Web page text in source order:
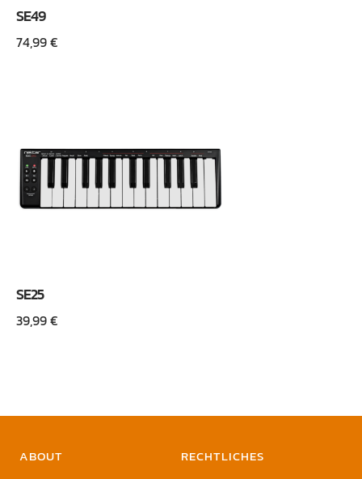
SE49
74,99€
SE25
39,99€
ABOUT RECHTLICHES